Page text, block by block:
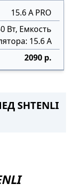
15.6 А PRO
Вт, Емкость
15.6 А
2090 р.
SHTENLI